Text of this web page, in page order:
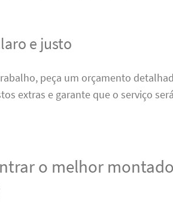
e justo
peça um orçamento
extras e garante que o serviço
o melhor